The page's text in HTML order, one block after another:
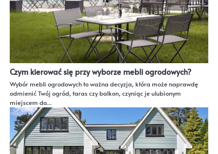
Czym kierować się przy wyborze mebli ogrodowych?
Wybór mebli ogrodowych to ważna decyzja, która może naprawdę
odmienić Twój ogród, taras czy balkon, czyniąc je ulubionym
miejscem do…